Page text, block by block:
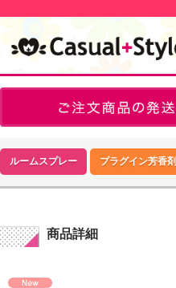
ルームスプレー プラグイン芳香剤
商品詳細